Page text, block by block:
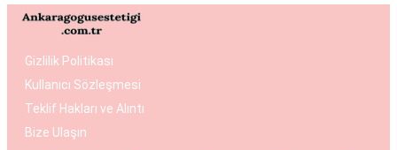
istedikleri boyuta getirmek ve vücut oranlarını
dengelemek istedikleri durumlarda tercih edilen
bir estetik operasyondur. Bu işlemde genellikle
silikon veya tuzlu su dolu implantlar kullanılır.
Operasyon, hasta ile cerrah arasında yapılan
detaylı bir değerlendirme sonucunda kişiye özel
Gizlilik Politikası
Kullanıcı Sözleşmesi
Teklif Hakları ve Alıntı
Bize Ulaşın